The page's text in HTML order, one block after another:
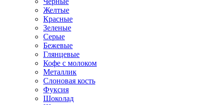
Желтые
Красные
Зеленые
Серые
Бежевые
Глянцевые
Кофе с молоком
Металлик
Слоновая кость
Фуксия
Шоколад